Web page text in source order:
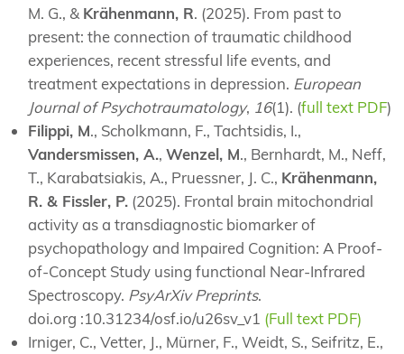
M. G., & Krähenmann, R. (2025). From past to
present: the connection of traumatic childhood
experiences, recent stressful life events, and
treatment expectations in depression. European
Journal of Psychotraumatology, 16(1). (full text PDF)
Filippi, M., Scholkmann, F., Tachtsidis, I.,
Vandersmissen, A., Wenzel, M., Bernhardt, M., Neff,
T., Karabatsiakis, A., Pruessner, J. C., Krähenmann,
R. & Fissler, P. (2025). Frontal brain mitochondrial
activity as a transdiagnostic biomarker of
psychopathology and Impaired Cognition: A Proof-
of-Concept Study using functional Near-Infrared
Spectroscopy. PsyArXiv Preprints.
doi.org :10.31234/osf.io/u26sv_v1 (Full text PDF)
Irniger, C., Vetter, J., Mürner, F., Weidt, S., Seifritz, E.,